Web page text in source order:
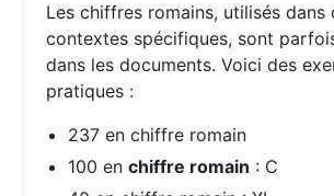
Les chiffres romains, utilisés dans
contextes spécifiques, sont
dans les documents. Voici des
pratiques :
237 en chiffre romain
100 enchiffre romain : C